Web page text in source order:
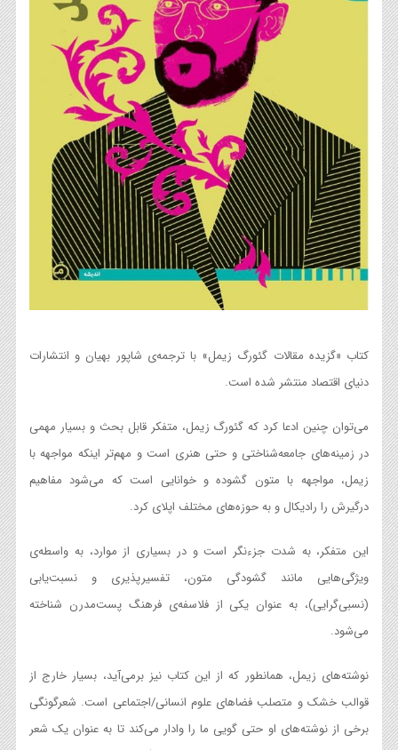
کتاب «گزیده مقالات گئورگ زیمل» با ترجمه‌ی شاپور بهیان و انتشارات
دنیای اقتصاد منتشر شده است.
می‌توان چنین ادعا کرد که گئورگ زیمل، متفکر قابل بحث و‌ بسیار مهمی
در زمینه‌های جامعه‌شناختی و حتی هنری است و مهم‌تر اینکه مواجهه با
زیمل، مواجهه با متون گشوده و خوانایی است که می‌شود مفاهیم
درگیرش را رادیکال و به حوزه‌های مختلف اپلای کرد.
این متفکر، به شدت جزء‌نگر است و در بسیاری از موارد، به واسطه‌ی
ویژگی‌هایی مانند گشودگی متون، تفسیرپذیری و نسبت‌یابی
(نسبی‌گرایی)، به عنوان یکی از فلاسفه‌ی فرهنگ‌ پست‌مدرن شناخته
می‌شود.
نوشته‌های زیمل، همانطور که از این کتاب نیز برمی‌آید، بسیار خارج از
قوالب خشک و متصلب فضاهای علوم انسانی/اجتماعی است. شعرگونگی
برخی از نوشته‌های او حتی گویی ما را وادار می‌کند تا به عنوان یک شعر‌